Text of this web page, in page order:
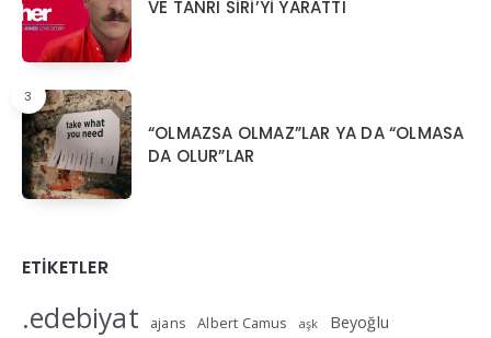
VE TANRI SİRİ’Yİ YARATTI
3
“OLMAZSA OLMAZ”LAR YA DA “OLMASA
DA OLUR”LAR
ETIKETLER
.edebiyat ajans Albert Camus aşk Beyoğlu